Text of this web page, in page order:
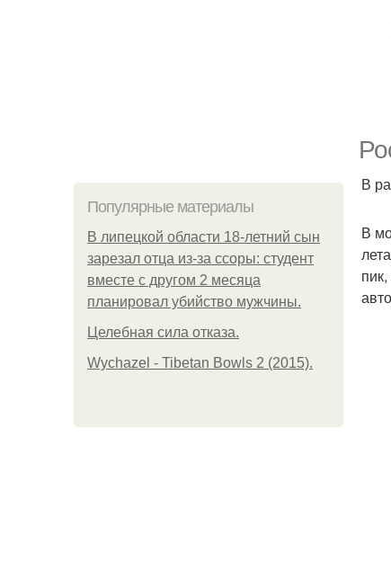
Популярные материалы
В липецкой области 18-летний сын
зарезал отца из-за ссоры: студент
вместе с другом 2 месяца
планировал убийство мужчины.
Целебная сила отказа.
Wychazel - Tibetan Bowls 2 (2015).
В
В